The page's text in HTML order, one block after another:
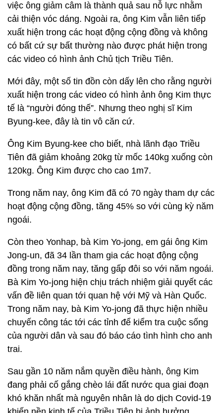
việc ông giảm câm là thành quả sau nỗ lực nhằm
cải thiện vóc dáng. Ngoài ra, ông Kim vẫn liên tiếp
xuất hiện trong các hoạt động cộng đồng và không
có bất cứ sự bất thường nào được phát hiện trong
các video có hình ảnh Chủ tịch Triều Tiên.
Mới đây, một số tin đồn còn dấy lên cho rằng người
xuất hiện trong các video có hình ảnh ông Kim thực
tế là “người đóng thế”. Nhưng theo nghị sĩ Kim
Byung-kee, đây là tin vô căn cứ.
Ông Kim Byung-kee cho biết, nhà lãnh đạo Triều
Tiên đã giảm khoảng 20kg từ mốc 140kg xuống còn
120kg. Ông Kim được cho cao 1m7.
Trong năm nay, ông Kim đã có 70 ngày tham dự các
hoạt động cộng đồng, tăng 45% so với cùng kỳ năm
ngoái.
Còn theo Yonhap, bà Kim Yo-jong, em gái ông Kim
Jong-un, đã 34 lần tham gia các hoạt động cộng
đồng trong năm nay, tăng gấp đôi so với năm ngoái.
Bà Kim Yo-jong hiện chịu trách nhiệm giải quyết các
vấn đề liên quan tới quan hệ với Mỹ và Hàn Quốc.
Trong năm nay, bà Kim Yo-jong đã thực hiện nhiều
chuyến công tác tới các tỉnh để kiểm tra cuộc sống
của người dân và sau đó báo cáo tình hình cho anh
trai.
Sau gần 10 năm nắm quyền điều hành, ông Kim
đang phải cố gắng chèo lái đất nước qua giai đoạn
khó khăn nhất mà nguyên nhân là do dịch Covid-19